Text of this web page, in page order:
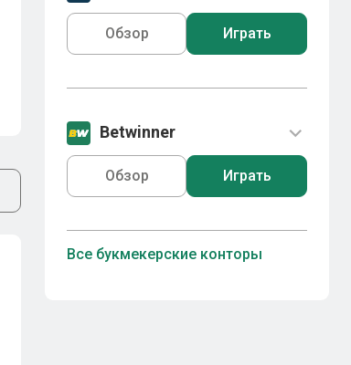
Обзор Играть
Betwinner
Обзор Играть
Все букмекерские конторы